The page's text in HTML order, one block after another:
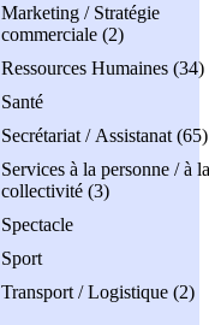
Marketing / Stratégie
commerciale (2)
Ressources Humaines (34)
Santé
Secrétariat / Assistanat (65)
Services à la personne / à la
collectivité (3)
Spectacle
Sport
Transport / Logistique (2)